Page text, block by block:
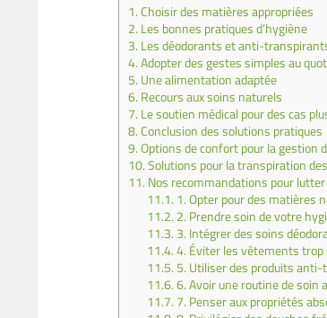
1.Choisir des matières appropriées
2. Les bonnes pratiques d’hygiène
3. Les déodorants et anti-
4.Adopter des gestes simples au
5. Une alimentation adaptée
6. Recours aux soins naturels
7. Le soutien médical pour des cas
8.Conclusion des solutions pratiques
9.Options de confort pour la gestion
10.Solutions pour la transpiration
11. Nos recommandations pour
11.1. 1. Opter pour des matières
11.2. 2. Prendre soin de votre
11.3. 3. Intégrer des soins
11.4.4. Éviter les vêtements trop
11.5. 5. Utiliser des produits
11.6.6. Avoir une routine de soin
11.7. 7. Penser aux propriétés